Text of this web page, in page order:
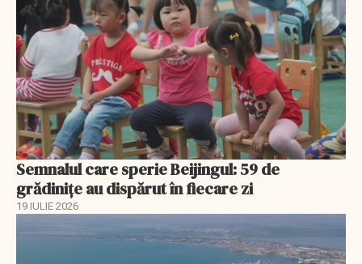
Semnalul care sperie Beijingul: 59 de
grădinițe au dispărut în fiecare zi
19 IULIE 2026